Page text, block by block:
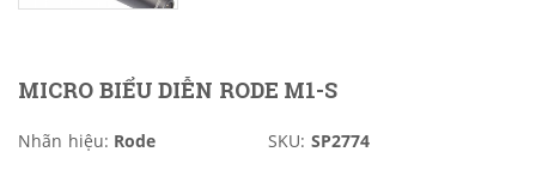
MICRO BIỂU DIỄN RODE M1-S
Nhãn hiệu: Rode SKU: SP2774